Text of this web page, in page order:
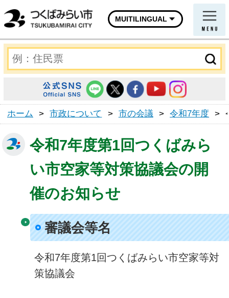
MUITILINGUAL
ホーム > 市政について > 市の会議 > 令和7年度 >
令和7年度第1回つくばみら
い市空家等対策協議会の開
催のお知らせ
審議会等名
令和7年度第1回つくばみらい市空家等対
策協議会